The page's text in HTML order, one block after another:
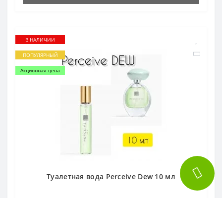
В НАЛИЧИИ
ПОПУЛЯРНЫЙ
Акционная цена
Туалетная вода Perceive Dew 10 мл